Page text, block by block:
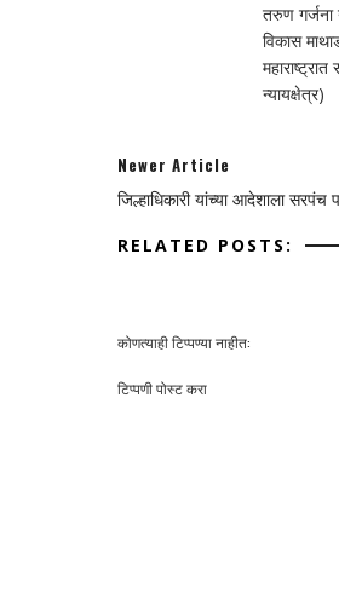
तरुण गर्जना
विकास
न्यायक्षेत्र)
Newer Article
जिल्हाधिकारी यांच्या आदेशाला सरपंच
RELATED POSTS:
कोणत्याही टिप्पण्‍या नाहीत:
टिप्पणी पोस्ट करा